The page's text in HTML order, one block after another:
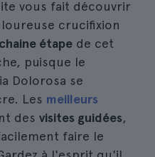
vous fait découvrir
crucifixion
étape de cet
puisque le
Dolorosa se
Les meilleurs
des visites guidées,
faire le